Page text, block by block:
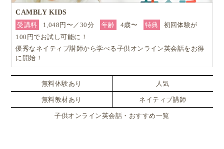
といった意味になります。
“Hairy Maclary”に秘められた読み聞かせに
最適な様々な仕組みとは？
この絵本は、大人と子供両方が快適に絵本を楽しめる
ようになっています。
絵本を広げると、一ページに挿絵があり、もう一ペー
CAMBLY KIDS
受講料
1,048円〜／30分 年齢 4歳〜 特典
初回体験が
100円でお試し可能に！
優秀なネイティブ講師から学べる子供オンライン英会話をお得
に開始！
無料体験あり 人気
無料教材あり ネイティブ講師
子供オンライン英会話・おすすめ一覧